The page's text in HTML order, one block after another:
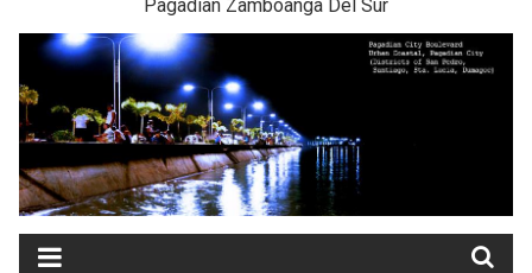
Pagadian Zamboanga Del Sur